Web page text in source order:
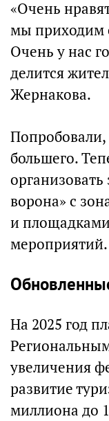
«Очень
мы приходим
Очень у нас
делится
Жернакова.
Попробовали,
большего.
организовать
ворона» с
и
мероприятий.
На 2025 год
увеличения
развитие
миллиона до